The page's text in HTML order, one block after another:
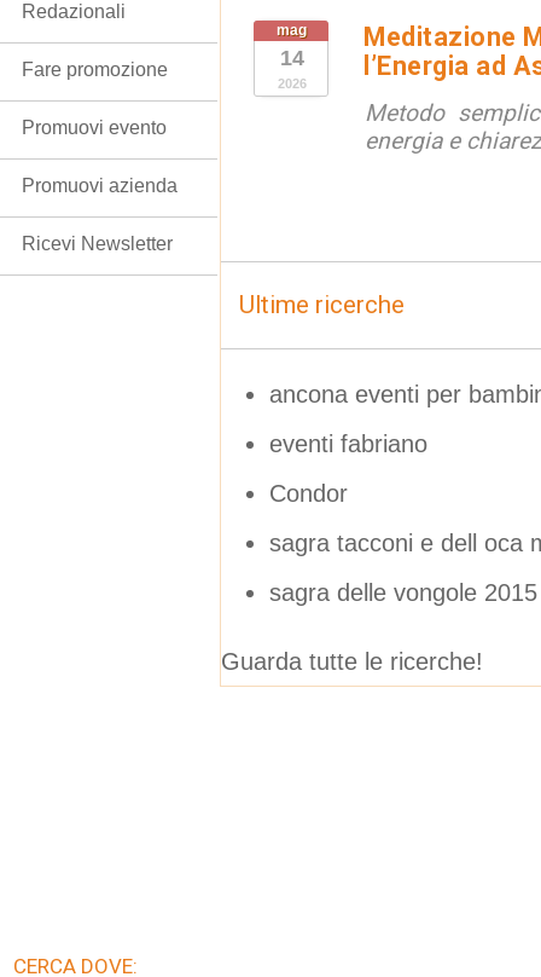
mag
14
2026
Meditazione
l’Energia ad
Metodo
energia e
Ultime ricerche
ancona eventi per
eventi fabriano
Condor
sagra tacconi e dell oca
sagra delle vongole
Guarda tutte le ricerche!
Redazionali
Fare promozione
Promuovi evento
Promuovi azienda
Ricevi Newsletter
CERCA DOVE: